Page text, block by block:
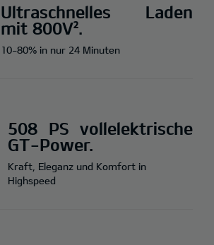
Ultraschnelles Laden
mit 800V².
10-80% in nur 24 Minuten
508 PS vollelektrische
GT-Power.
Kraft, Eleganz und Komfort in
Highspeed